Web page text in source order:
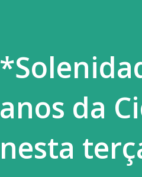
anos da
nesta